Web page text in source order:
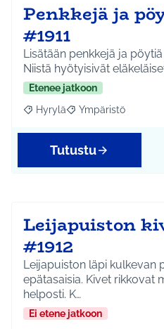
Penkkejä ja
#1911
Lisätään penkkejä ja
Niistä hyötyisivät
Etenee jatkoon
Rajaa tulokset aihepiirin
Hyrylä Rajaa tulokset
Ympäristö
Tutustu
Leijapuiston
#1912
Leijapuiston läpi kulkevan
epätasaisia. Kivet rikkovat
helposti. K…
Ei etene jatkoon